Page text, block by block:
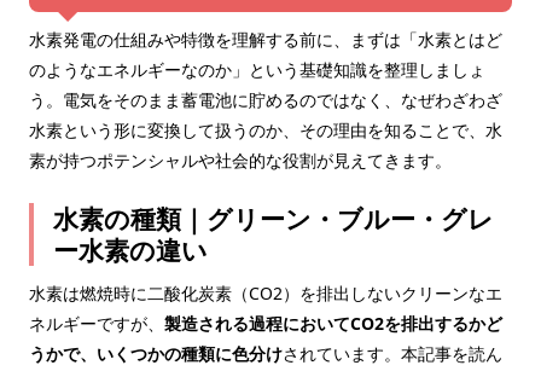
水素発電の仕組みや特徴を理解する前に、まずは「水素とはど
のようなエネルギーなのか」という基礎知識を整理しましょ
う。電気をそのまま蓄電池に貯めるのではなく、なぜわざわざ
水素という形に変換して扱うのか、その理由を知ることで、水
素が持つポテンシャルや社会的な役割が見えてきます。
水素の種類｜グリーン・ブルー・グレ
ー水素の違い
水素は燃焼時に二酸化炭素（CO2）を排出しないクリーンなエ
ネルギーですが、 製造される過程においてCO2を排出するかど
うかで、いくつかの種類に色分けされています。本記事を読ん